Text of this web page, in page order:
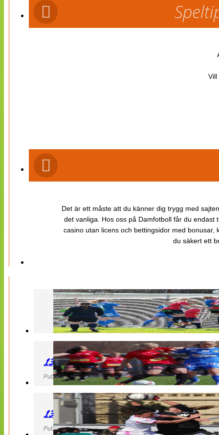
Vill
Det är ett måste att du känner dig trygg med
det vanliga. Hos oss på Damfotboll får du
casino utan licens och bettingsidor med
du säkert ett
130427 LB 07 – QBIK
Publicerad 27 April 2013, 22:40
130427 IF Limhamn Bunkeflo – QBIK
Publicerad 27 April 2013, 21:10